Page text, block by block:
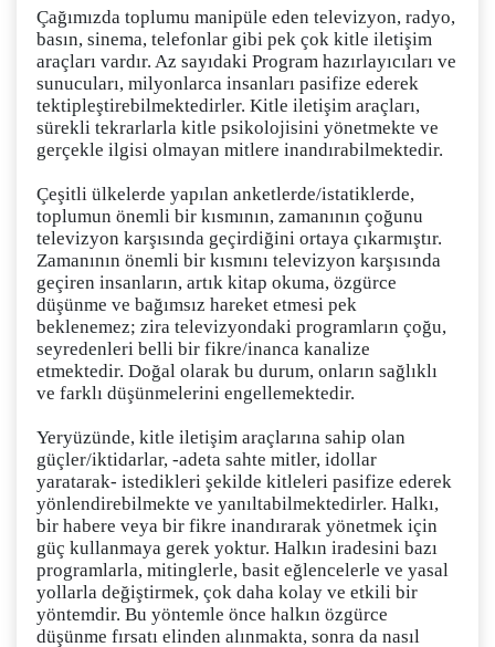
Çağımızda toplumu manipüle eden televizyon, radyo,
basın, sinema, telefonlar gibi pek çok kitle iletişim
araçları vardır. Az sayıdaki Program hazırlayıcıları ve
sunucuları, milyonlarca insanları pasifize ederek
tektipleştirebilmektedirler. Kitle iletişim araçları,
sürekli tekrarlarla kitle psikolojisini yönetmekte ve
gerçekle ilgisi olmayan mitlere inandırabilmektedir.
Çeşitli ülkelerde yapılan anketlerde/istatiklerde,
toplumun önemli bir kısmının, zamanının çoğunu
televizyon karşısında geçirdiğini ortaya çıkarmıştır.
Zamanının önemli bir kısmını televizyon karşısında
geçiren insanların, artık kitap okuma, özgürce
düşünme ve bağımsız hareket etmesi pek
beklenemez; zira televizyondaki programların çoğu,
seyredenleri belli bir fikre/inanca kanalize
etmektedir. Doğal olarak bu durum, onların sağlıklı
ve farklı düşünmelerini engellemektedir.
Yeryüzünde, kitle iletişim araçlarına sahip olan
güçler/iktidarlar, -adeta sahte mitler, idollar
yaratarak- istedikleri şekilde kitleleri pasifize ederek
yönlendirebilmekte ve yanıltabilmektedirler. Halkı,
bir habere veya bir fikre inandırarak yönetmek için
güç kullanmaya gerek yoktur. Halkın iradesini bazı
programlarla, mitinglerle, basit eğlencelerle ve yasal
yollarla değiştirmek, çok daha kolay ve etkili bir
yöntemdir. Bu yöntemle önce halkın özgürce
düşünme fırsatı elinden alınmakta, sonra da nasıl